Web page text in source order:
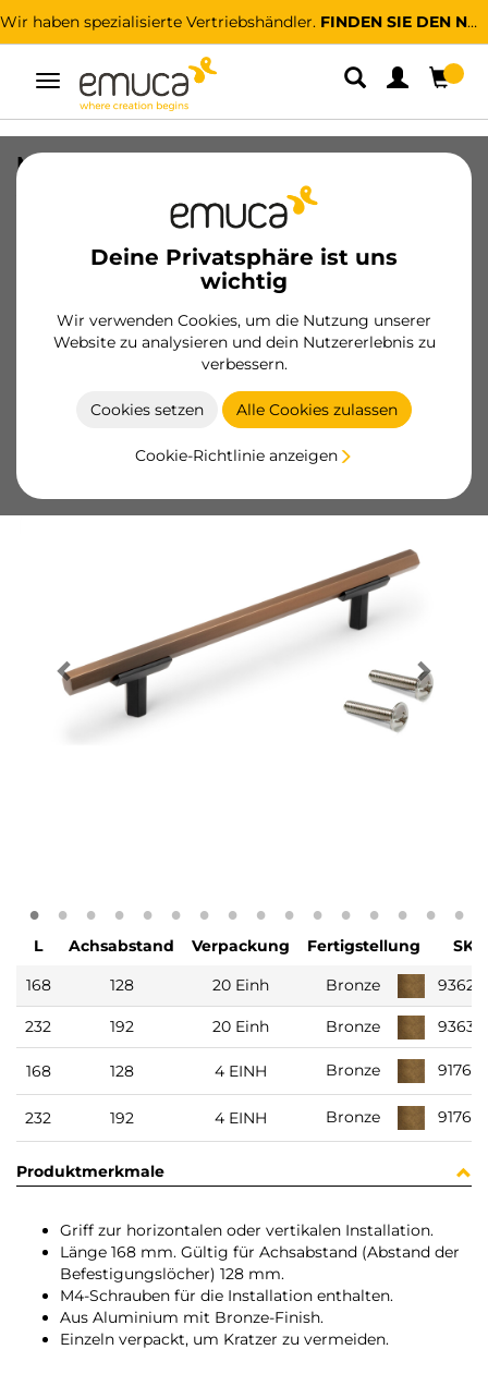
Wir haben spezialisierte Vertriebshändler. FINDEN SIE DEN NÄCHSTGELEGENEN
Umschaltbare
Navigation
Deine Privatsphäre ist uns
wichtig
Wir verwenden Cookies, um die Nutzung unserer
Website zu analysieren und dein Nutzererlebnis zu
verbessern.
Cookies setzen Alle Cookies zulassen
Cookie-Richtlinie anzeigen
Möbelgriff Riad, L168mm, 128mm
Achsenabstand, Aluminium, Bronze
Wesentliche Produkte
Werden Sie Kunde
Produktblatt
L Achsabstand Verpackung Fertigstellung
SKU
168
128 20 Einh Bronze
232 192 20 Einh Bronze
168 128 4 EINH Bronze
232 192 4 EINH Bronze
Produktmerkmale
Griff zur horizontalen oder vertikalen Installation.
Länge 168 mm. Gültig für Achsabstand (Abstand der
Befestigungslöcher) 128 mm.
M4-Schrauben für die Installation enthalten.
Aus Aluminium mit Bronze-Finish.
Einzeln verpackt, um Kratzer zu vermeiden.